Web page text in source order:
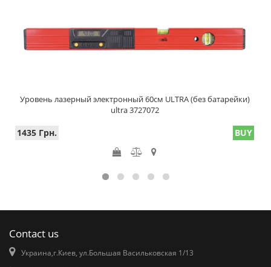
Уровень лазерный электронный 60см ULTRA (без батарейки)
ultra 3727072
1435 Грн. BUY
Contact us
Украина,г.Киев, ул.Большая Васильковская 1/13